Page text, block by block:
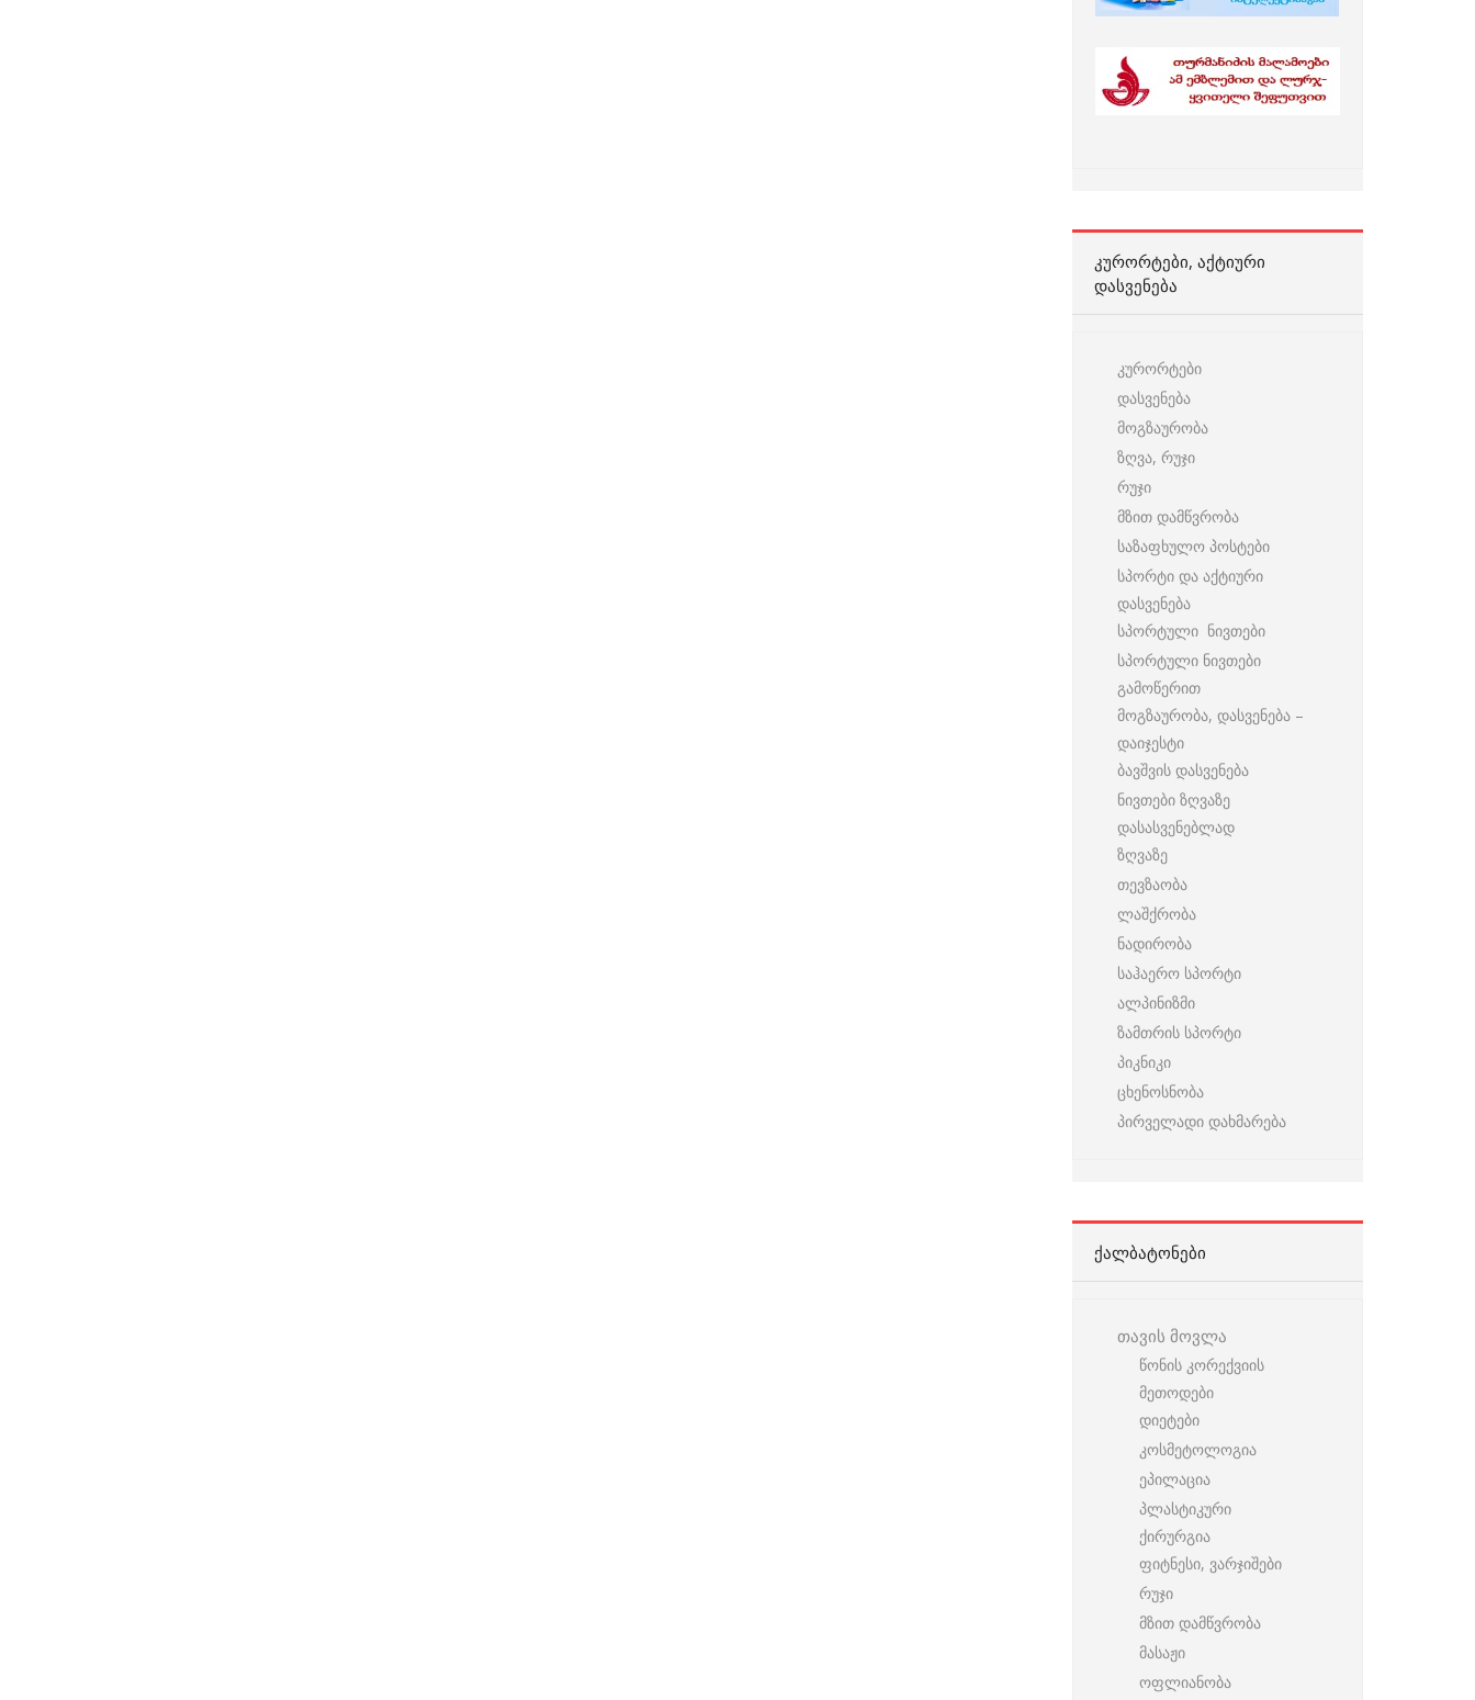
ᲙᲣᲠᲝᲠᲢᲔᲑᲘ, ᲐᲥᲢᲘᲣᲠᲘ
ᲓᲐᲡᲕᲔᲜᲔᲑᲐ
კურორტები
დასვენება
მოგზაურობა
ზღვა, რუჯი
რუჯი
მზით დამწვრობა
საზაფხულო პოსტები
სპორტი და აქტიური
დასვენება
სპორტული ნივთები
სპორტული ნივთები
გამოწერით
მოგზაურობა, დასვენება –
დაიჯესტი
ბავშვის დასვენება
ნივთები ზღვაზე
დასასვენებლად
ზღვაზე
თევზაობა
ლაშქრობა
ნადირობა
საჰაერო სპორტი
ალპინიზმი
ზამთრის სპორტი
პიკნიკი
ცხენოსნობა
პირველადი დახმარება
ᲥᲐᲚᲑᲐᲢᲝᲜᲔᲑᲘ
თავის მოვლა
წონის კორექვიის
მეთოდები
დიეტები
კოსმეტოლოგია
ეპილაცია
პლასტიკური
ქირურგია
ფიტნესი, ვარჯიშები
რუჯი
მზით დამწვრობა
მასაჟი
ოფლიანობა